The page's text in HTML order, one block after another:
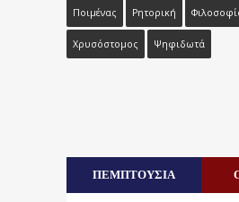
Ποιμένας Ρητορική
Χρυσόστομος Ψηφιδωτά
ΠΕΜΠΤΟΥΣΙΑ